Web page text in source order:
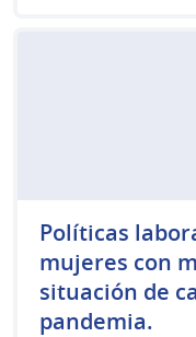
Políticas
mujeres con
situación de
pandemia.